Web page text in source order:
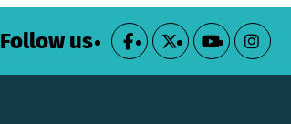
Follow us